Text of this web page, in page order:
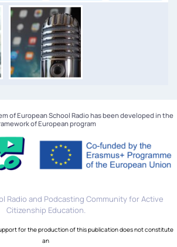
of European School Radio has been developed in the
of European program
Radio and Podcasting Community for Active
Citizenship Education.
for the production of this publication does not constitute
an